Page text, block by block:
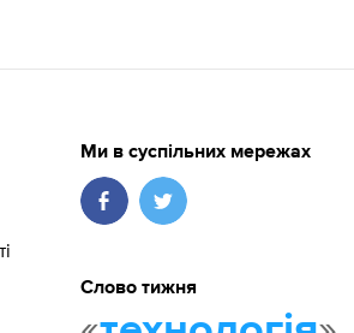
Ми в суспільних мережах
Слово тижня